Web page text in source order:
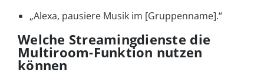
„Alexa, pausiere Musik im [Gruppenname].“
Welche Streamingdienste die
Multiroom-Funktion nutzen
können